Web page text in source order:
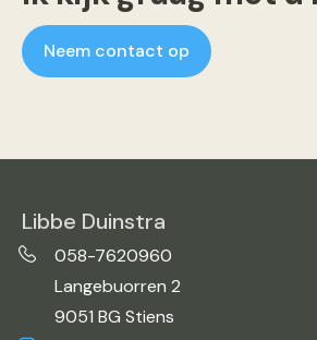
Neem contact op
Libbe Duinstra
058-7620960
Langebuorren 2
9051 BG Stiens